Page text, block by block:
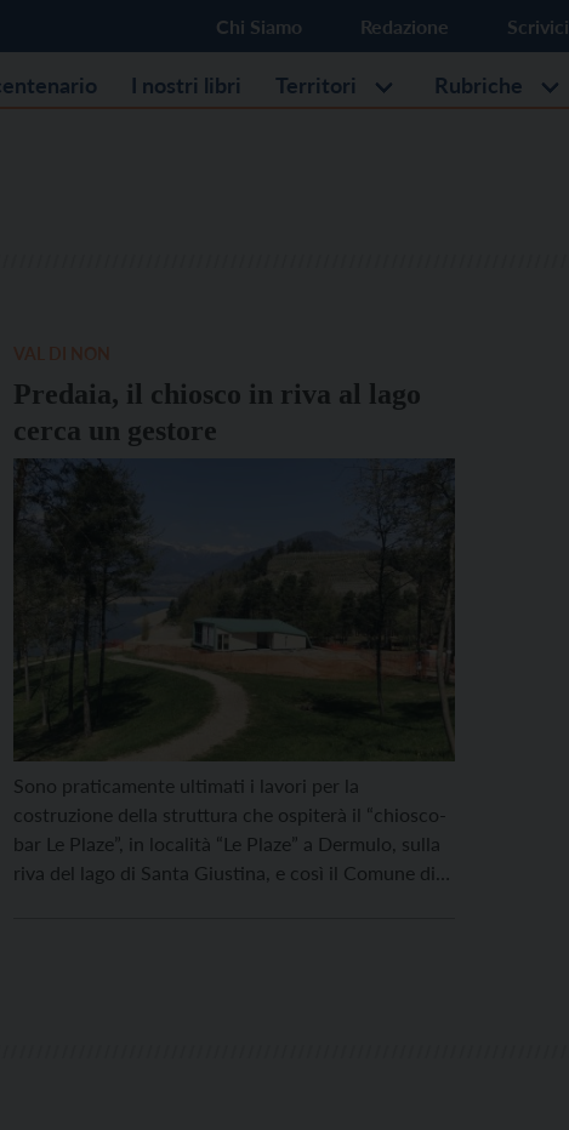
Chi Siamo Redazione Scrivici
I nostri libri Territori Rubriche
Predaia, il chiosco in riva al lago
cerca un gestore
Sono praticamente ultimati i lavori per la
costruzione della struttura che ospiterà il “chiosco-
bar Le Plaze”, in località “Le Plaze” a Dermulo, sulla
riva del lago di Santa Giustina, e così il Comune di